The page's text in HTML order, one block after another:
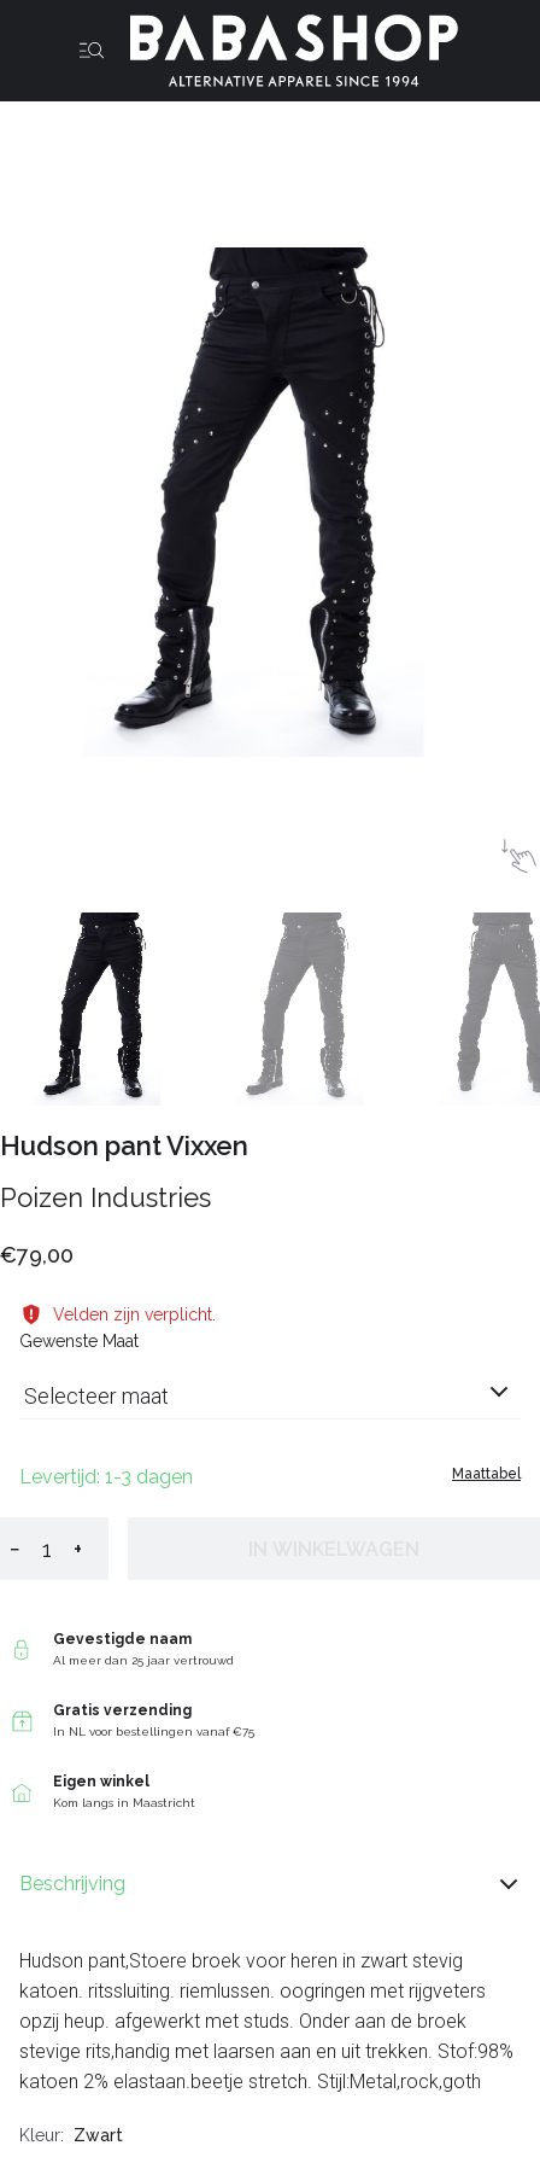
Hudson pant Vixxen
Poizen Industries
€79,00
Velden zijn verplicht.
Gewenste Maat
Selecteer maat
Maattabel
Levertijd: 1-3 dagen
− +
Gevestigde naam
Al meer dan 25 jaar vertrouwd
Gratis verzending
In NL voor bestellingen vanaf €75
Eigen winkel
Kom langs in Maastricht
Beschrijving
Hudson pant,Stoere broek voor heren in zwart stevig
katoen. ritssluiting. riemlussen. oogringen met rijgveters
opzij heup. afgewerkt met studs. Onder aan de broek
stevige rits,handig met laarsen aan en uit trekken. Stof:98%
katoen 2% elastaan.beetje stretch. Stijl:Metal,rock,goth
Kleur Zwart